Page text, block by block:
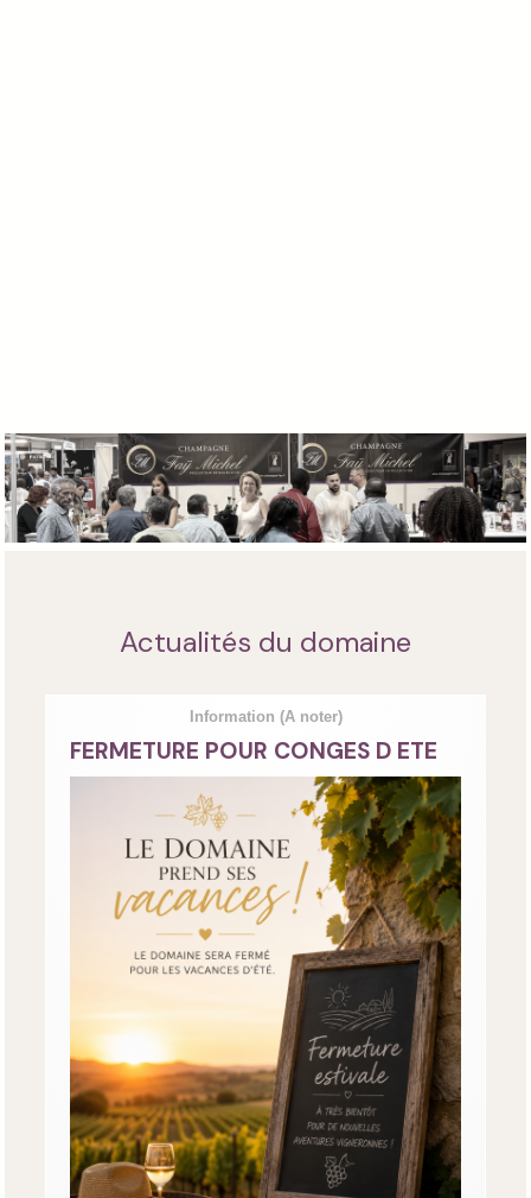
Actualités du domaine
Information (A noter)
FERMETURE POUR CONGES D ETE